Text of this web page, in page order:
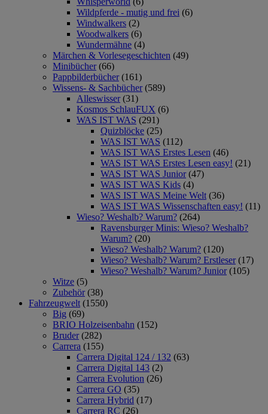
Wildpferde - mutig und frei (6)
Windwalkers (2)
Woodwalkers (6)
Wundermähne (4)
Märchen & Vorlesegeschichten (49)
Minibücher (66)
Pappbilderbücher (161)
Wissens- & Sachbücher (589)
Alleswisser (31)
Kosmos SchlauFUX (6)
WAS IST WAS (291)
Quizblöcke (25)
WAS IST WAS (112)
WAS IST WAS Erstes Lesen (46)
WAS IST WAS Erstes Lesen easy! (21)
WAS IST WAS Junior (47)
WAS IST WAS Kids (4)
WAS IST WAS Meine Welt (36)
WAS IST WAS Wissenschaften easy! (11)
Wieso? Weshalb? Warum? (264)
Ravensburger Minis: Wieso? Weshalb?
Warum? (20)
Wieso? Weshalb? Warum? (120)
Wieso? Weshalb? Warum? Erstleser (17)
Wieso? Weshalb? Warum? Junior (105)
Witze (5)
Zubehör (38)
Fahrzeugwelt (1550)
Big (69)
BRIO Holzeisenbahn (152)
Bruder (282)
Carrera (155)
Carrera Digital 124 / 132 (63)
Carrera Digital 143 (2)
Carrera Evolution (26)
Carrera GO (35)
Carrera Hybrid (17)
Carrera RC (26)